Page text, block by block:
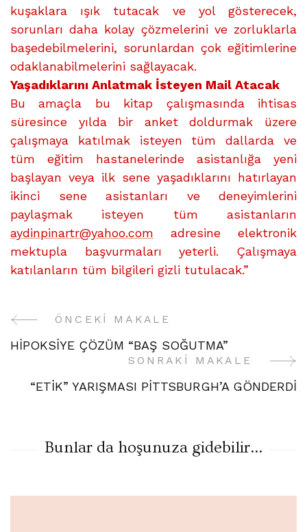
kuşaklara ışık tutacak ve yol gösterecek,
sorunları daha kolay çözmelerini ve zorluklarla
başedebilmelerini, sorunlardan çok eğitimlerine
odaklanabilmelerini sağlayacak.
Yaşadıklarını Anlatmak İsteyen Mail Atacak
Bu amaçla bu kitap çalışmasında ihtisas
süresince yılda bir anket doldurmak üzere
çalışmaya katılmak isteyen tüm dallarda ve
tüm eğitim hastanelerinde asistanlığa yeni
başlayan veya ilk sene yaşadıklarını hatırlayan
ikinci sene asistanları ve deneyimlerini
paylaşmak isteyen tüm asistanların
aydinpinartr@yahoo.com adresine elektronik
mektupla başvurmaları yeterli. Çalışmaya
katılanların tüm bilgileri gizli tutulacak.”
YazıÖNCEKI MAKALE
HİPOKSİYE ÇÖZÜM “BAŞ SOĞUTMA”
SONRAKI MAKALE
“ETİK” YARIŞMASI PİTTSBURGH’A GÖNDERDİ
Bunlar da hoşunuza gidebilir...